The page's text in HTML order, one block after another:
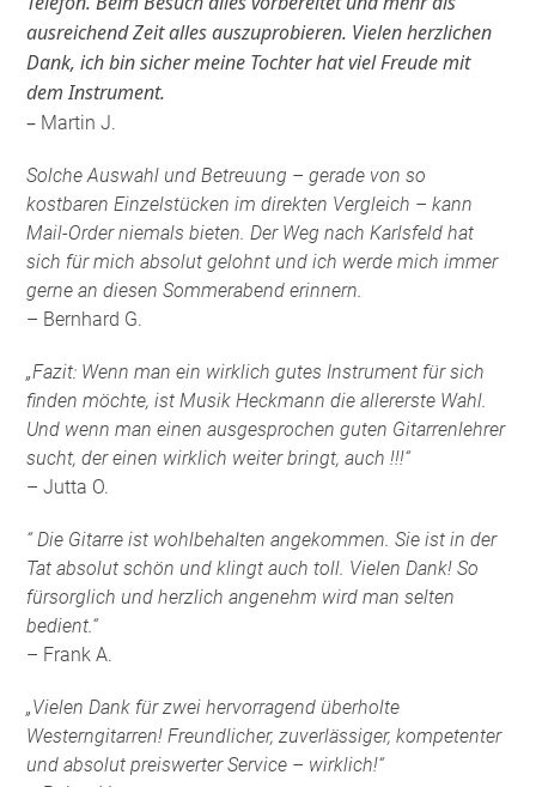
ausreichend Zeit alles auszuprobieren. Vielen herzlichen
Dank, ich bin sicher meine Tochter hat viel Freude mit
dem Instrument.
– Martin J.
Solche Auswahl und Betreuung – gerade von so
kostbaren Einzelstücken im direkten Vergleich – kann
Mail-Order niemals bieten. Der Weg nach Karlsfeld hat
sich für mich absolut gelohnt und ich werde mich immer
gerne an diesen Sommerabend erinnern.
– Bernhard G.
„Fazit: Wenn man ein wirklich gutes Instrument für sich
finden möchte, ist Musik Heckmann die allererste Wahl.
Und wenn man einen ausgesprochen guten Gitarrenlehrer
sucht, der einen wirklich weiter bringt, auch !!!“
– Jutta O.
“ Die Gitarre ist wohlbehalten angekommen. Sie ist in der
Tat absolut schön und klingt auch toll. Vielen Dank! So
fürsorglich und herzlich angenehm wird man selten
bedient.“
– Frank A.
„Vielen Dank für zwei hervorragend überholte
Westerngitarren! Freundlicher, zuverlässiger, kompetenter
und absolut preiswerter Service – wirklich!“